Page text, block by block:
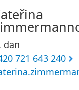
dan
721 643 240